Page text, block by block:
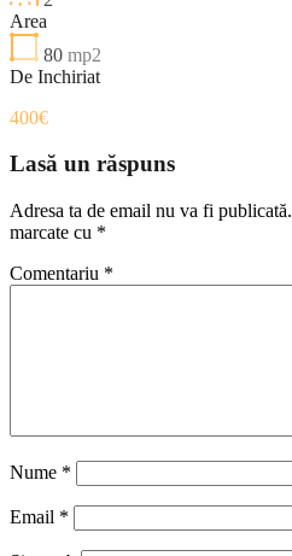
Area
80 mp2
De Inchiriat
400€
Lasă un răspuns
Adresa ta de email nu va fi publicată.
marcate cu *
Comentariu *
Nume *
Email *